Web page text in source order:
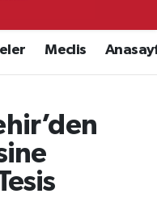
Meclis
Fikstür